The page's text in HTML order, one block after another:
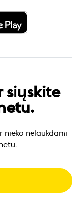
siųskite
nieko nelaukdami